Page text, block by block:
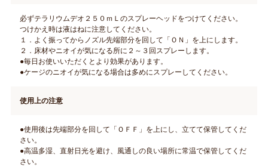
必ずテラリウムデオ２５０ｍＬのスプレーヘッドをつけてください。
つけかえ時は液はねに注意してください。
１．よく振ってからノズル先端部分を回して「ＯＮ」を上にします。
２．床材やニオイが気になる所に２～３回スプレーします。
●毎日お使いいただくとより効果があります。
●ケージのニオイが気になる場合は多めにスプレーしてください。
使用上の注意
●使用後は先端部分を回して「ＯＦＦ」を上にし、立てて保管してくだ
さい。
●高温多湿、直射日光を避け、風通しの良い場所に常温で保管してくだ
さい。